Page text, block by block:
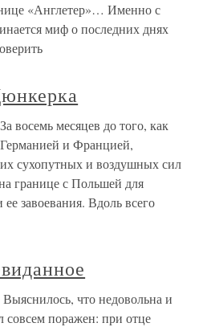
«Англетер»… Именно с
миф о последних днях
восемь месяцев до того, как
и Францией,
сухопутных и воздушных сил
границе с Польшей для
завоевания. Вдоль всего
что недовольна и
поражен: при отце